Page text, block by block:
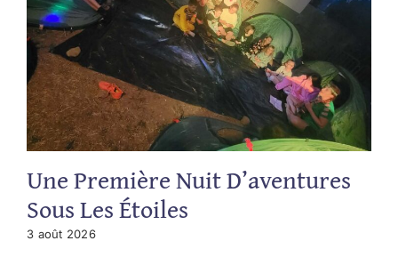
Une Première Nuit D’aventures
Sous Les Étoiles
3 août 2026